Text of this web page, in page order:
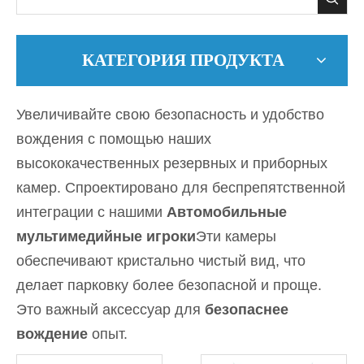
КАТЕГОРИЯ ПРОДУКТА
Увеличивайте свою безопасность и удобство
вождения с помощью наших
высококачественных резервных и приборных
камер. Спроектировано для беспрепятственной
интеграции с нашими Автомобильные
мультимедийные игрокиЭти камеры
обеспечивают кристально чистый вид, что
делает парковку более безопасной и проще.
Это важный аксессуар для безопаснее
вождение опыт.